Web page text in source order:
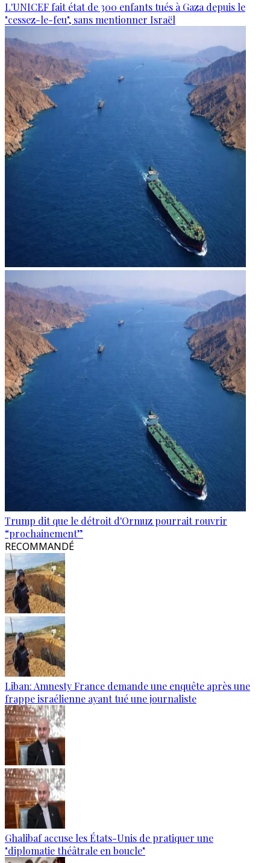
L'UNICEF fait état de 300 enfants tués à Gaza depuis le
"cessez-le-feu", sans mentionner Israël
Trump dit que le détroit d'Ormuz pourrait rouvrir
“prochainement”
RECOMMANDÉ
Liban: Amnesty France demande une enquête après une
frappe israélienne ayant tué une journaliste
Ghalibaf accuse les États-Unis de pratiquer une
"diplomatie théâtrale en boucle"